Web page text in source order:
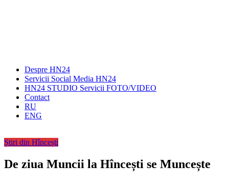
Despre HN24
Servicii Social Media HN24
HN24 STUDIO Servicii FOTO/VIDEO
Contact
RU
ENG
Știri din Hîncești
De ziua Muncii la Hîncești se Muncește